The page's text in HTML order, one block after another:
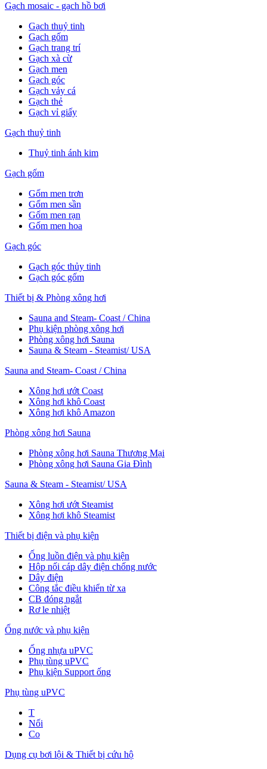
Gạch mosaic - gạch hồ bơi
Gạch thuỷ tinh
Gạch gốm
Gạch trang trí
Gạch xà cừ
Gạch men
Gạch góc
Gạch vảy cá
Gạch thẻ
Gạch vỉ giấy
Gạch thuỷ tinh
Thuỷ tinh ánh kim
Gạch gốm
Gốm men trơn
Gốm men sần
Gốm men rạn
Gốm men hoa
Gạch góc
Gạch góc thủy tinh
Gạch góc gốm
Thiết bị & Phòng xông hơi
Sauna and Steam- Coast / China
Phụ kiện phòng xông hơi
Phòng xông hơi Sauna
Sauna & Steam - Steamist/ USA
Sauna and Steam- Coast / China
Xông hơi ướt Coast
Xông hơi khô Coast
Xông hơi khô Amazon
Phòng xông hơi Sauna
Phòng xông hơi Sauna Thương Mại
Phòng xông hơi Sauna Gia Đình
Sauna & Steam - Steamist/ USA
Xông hơi ướt Steamist
Xông hơi khô Steamist
Thiết bị điện và phụ kiện
Ống luồn điện và phụ kiện
Hộp nối cáp dây điện chống nước
Dây điện
Công tắc điều khiển từ xa
CB đóng ngắt
Rơ le nhiệt
Ống nước và phụ kiện
Ống nhựa uPVC
Phụ tùng uPVC
Phụ kiện Support ống
Phụ tùng uPVC
T
Nối
Co
Dụng cụ bơi lội & Thiết bị cứu hộ